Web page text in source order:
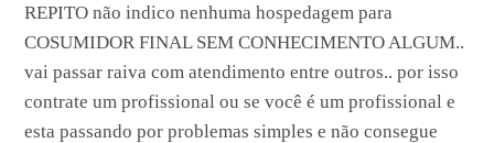
REPITO não indico nenhuma hospedagem para
COSUMIDOR FINAL SEM CONHECIMENTO ALGUM..
vai passar raiva com atendimento entre outros.. por isso
contrate um profissional ou se você é um profissional e
esta passando por problemas simples e não consegue